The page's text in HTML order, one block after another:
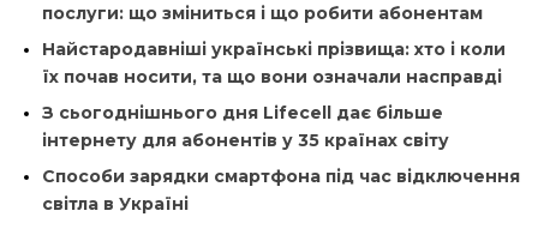
послуги: що зміниться і що робити абонентам
Найстародавніші українські прізвища: хто і коли
їх почав носити, та що вони означали насправді
З сьогоднішнього дня Lifecell дає більше
інтернету для абонентів у 35 країнах світу
Способи зарядки смартфона під час відключення
світла в Україні